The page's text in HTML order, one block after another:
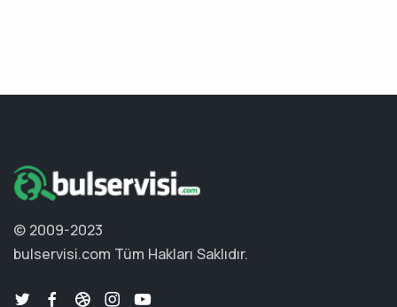
© 2009-2023
bulservisi.com Tüm Hakları Saklıdır.